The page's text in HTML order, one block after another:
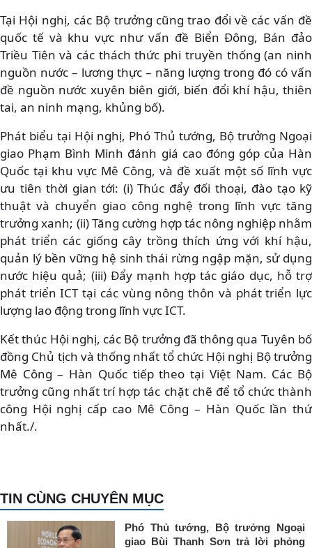
Tại Hội nghị, các Bộ trưởng cũng trao đổi về các vấn đề
quốc tế và khu vực như vấn đề Biển Đông, Bán đảo
Triều Tiên và các thách thức phi truyền thống (an ninh
nguồn nước – lương thực – năng lượng trong đó có vấn
đề nguồn nước xuyên biên giới, biến đổi khí hậu, thiên
tai, an ninh mạng, khủng bố).
Phát biểu tại Hội nghị, Phó Thủ tướng, Bộ trưởng Ngoại
giao Phạm Bình Minh đánh giá cao đóng góp của Hàn
Quốc tại khu vực Mê Công, và đề xuất một số lĩnh vực
ưu tiên thời gian tới: (i) Thúc đẩy đối thoại, đào tạo kỹ
thuật và chuyển giao công nghệ trong lĩnh vực tăng
trưởng xanh; (ii) Tăng cường hợp tác nông nghiệp nhằm
phát triển các giống cây trồng thích ứng với khí hậu,
quản lý bền vững hệ sinh thái rừng ngập mặn, sử dụng
nước hiệu quả; (iii) Đẩy mạnh hợp tác giáo dục, hỗ trợ
phát triển ICT tại các vùng nông thôn và phát triển lực
lượng lao động trong lĩnh vực ICT.
Kết thúc Hội nghị, các Bộ trưởng đã thông qua Tuyên bố
đồng Chủ tịch và thống nhất tổ chức Hội nghị Bộ trưởng
Mê Công – Hàn Quốc tiếp theo tại Việt Nam. Các Bộ
trưởng cũng nhất trí hợp tác chặt chẽ để tổ chức thành
công Hội nghị cấp cao Mê Công – Hàn Quốc lần thứ
nhất./.
TIN CÙNG CHUYÊN MỤC
Phó Thủ tướng, Bộ trưởng Ngoại
giao Bùi Thanh Sơn trả lời phỏng